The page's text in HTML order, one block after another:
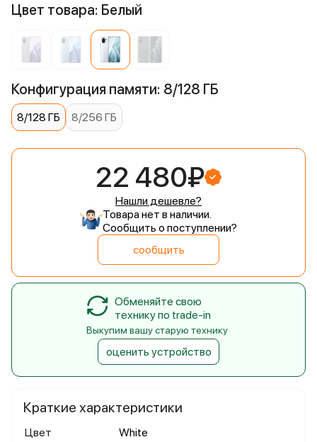
Краткие характеристики
Цвет
White
Цвет товара: Белый
Конфигурация памяти: 8/128 ГБ
8/128 ГБ 8/256 ГБ
22 480₽
Нашли дешевле?
Товара нет в наличии.
Сообщить о поступлении?
сообщить
Обменяйте свою
технику по trade-in
Выкупим вашу старую технику
оценить устройство